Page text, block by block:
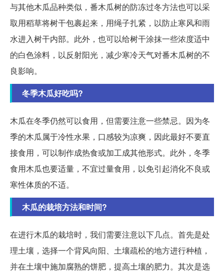
与其他木瓜品种类似，番木瓜树的防冻过冬方法也可以采
取用稻草将树干包裹起来，用绳子扎紧，以防止寒风和雨
水进入树干内部。此外，也可以给树干涂抹一些浓度适中
的白色涂料，以反射阳光，减少寒冷天气对番木瓜树的不
良影响。
冬季木瓜好吃吗?
木瓜在冬季仍然可以食用，但需要注意一些禁忌。因为冬
季的木瓜属于冷性水果，口感较为凉爽，因此最好不要直
接食用，可以制作成热食或加工成其他形式。此外，冬季
食用木瓜也要适量，不宜过量食用，以免引起消化不良或
寒性体质的不适。
木瓜的栽培方法和时间?
在进行木瓜的栽培时，我们需要注意以下几点。首先是处
理土壤，选择一个背风向阳、土壤疏松的地方进行种植，
并在土壤中施加腐熟的饼肥，提高土壤的肥力。其次是选